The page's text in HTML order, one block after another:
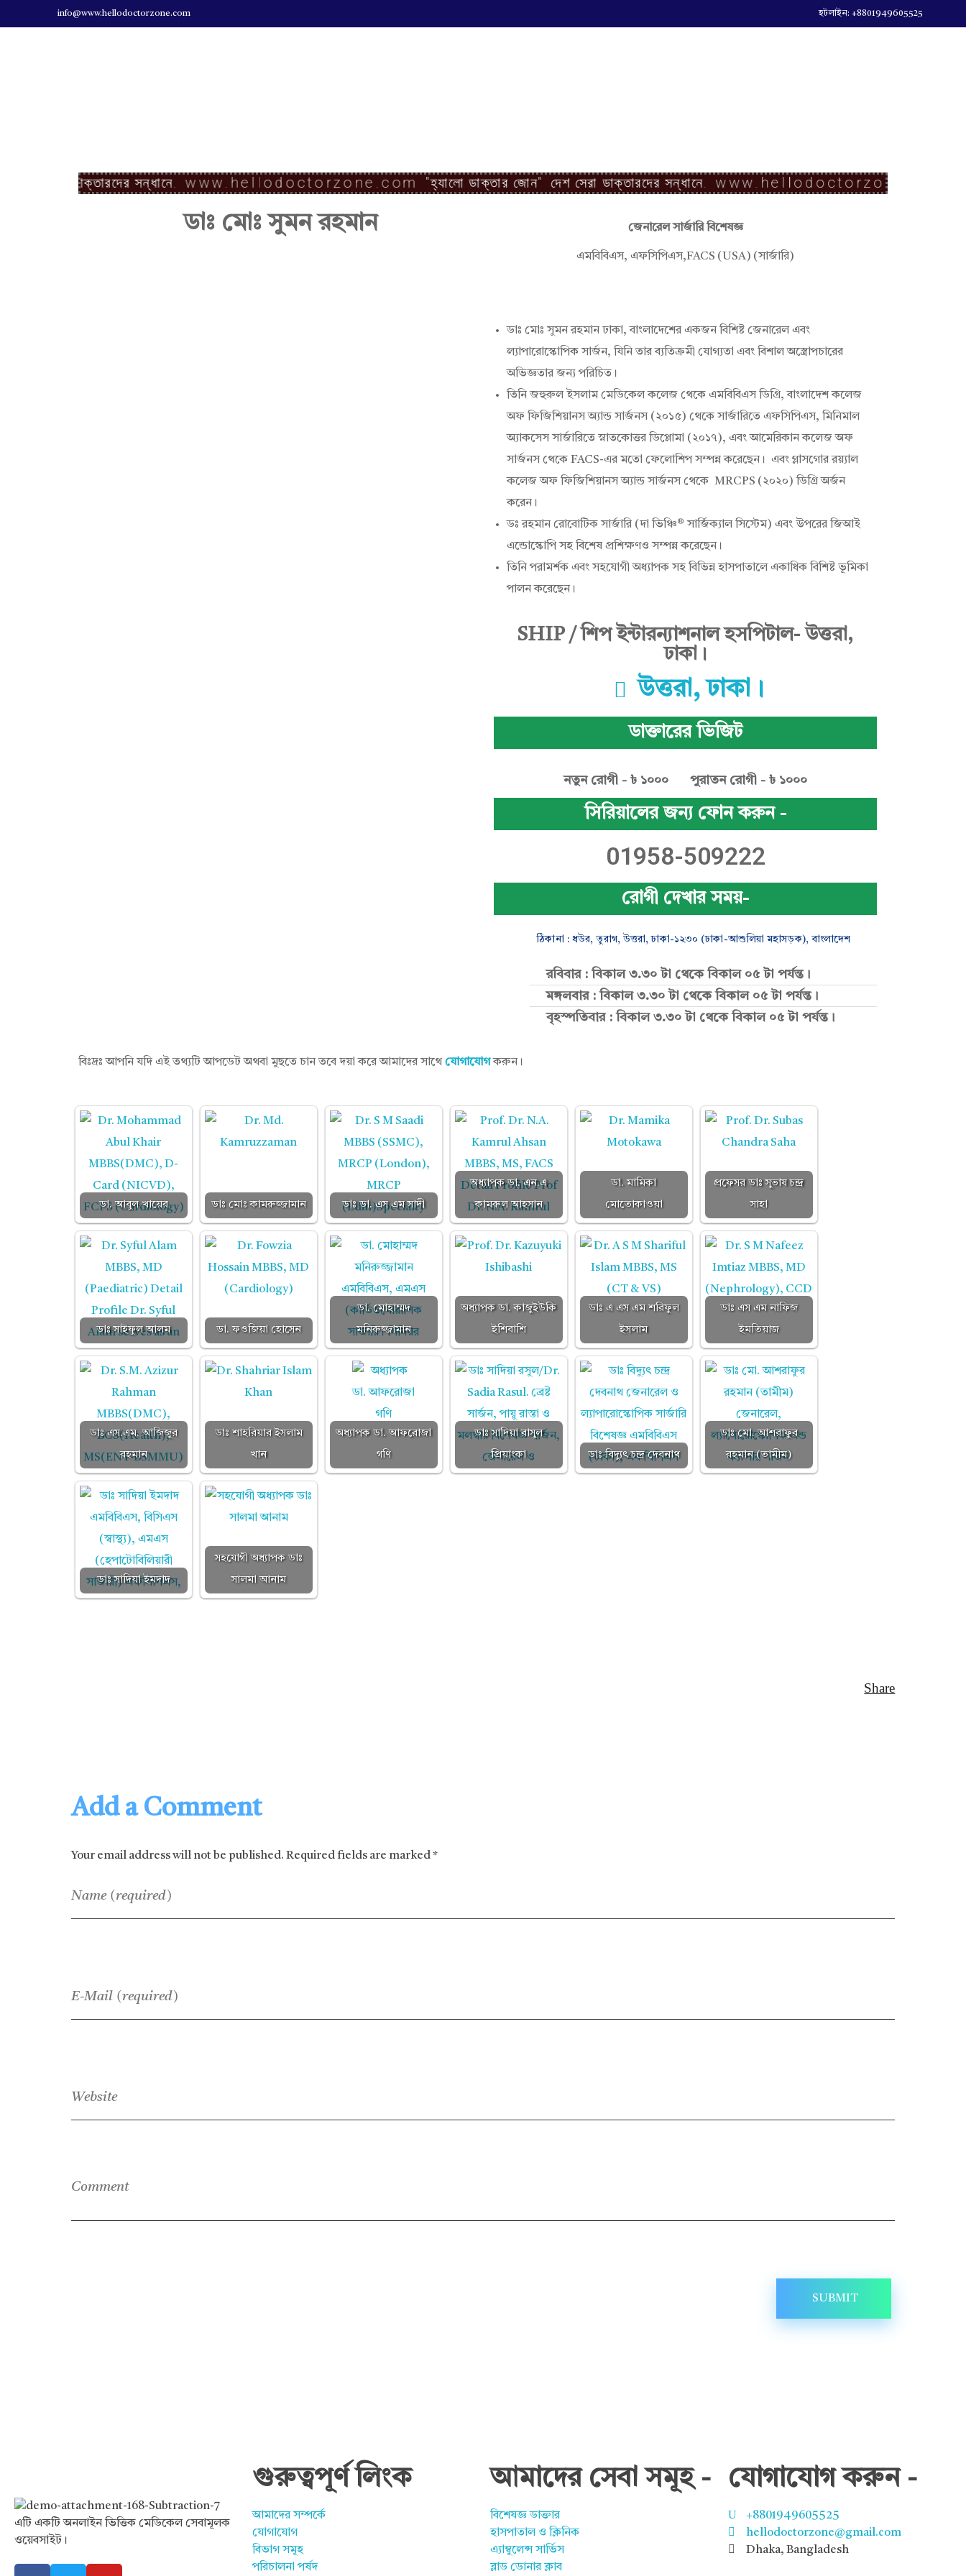
info@www.hellodoctorzone.com হটলাইন: +8801949605525
ডাঃ
দেশ সেরা ডাক্তারদের সন্ধানে. www.hellodoctorzone.com "হ্যালো ডাক্তার জোন" দেশ সেরা ডাক্তারদের সন্ধানে. www.hellodoctorzone.com
ডাঃ মোঃ সুমন রহমান জেনারেল সার্জারি বিশেষজ্ঞ
এমবিবিএস, এফসিপিএস,FACS (USA) (সার্জারি)
ডাঃ মোঃ সুমন রহমান ঢাকা, বাংলাদেশের একজন বিশিষ্ট জেনারেল এবং
ল্যাপারোস্কোপিক সার্জন, যিনি তার ব্যতিক্রমী যোগ্যতা এবং বিশাল অস্ত্রোপচারের
অভিজ্ঞতার জন্য পরিচিত।
তিনি জহুরুল ইসলাম মেডিকেল কলেজ থেকে এমবিবিএস ডিগ্রি, বাংলাদেশ কলেজ
অফ ফিজিশিয়ানস অ্যান্ড সার্জনস (২০১৫) থেকে সার্জারিতে এফসিপিএস, মিনিমাল
অ্যাকসেস সার্জারিতে স্নাতকোত্তর ডিপ্লোমা (২০১৭), এবং আমেরিকান কলেজ অফ
সার্জনস থেকে FACS-এর মতো ফেলোশিপ সম্পন্ন করেছেন। এবং গ্লাসগোর রয়্যাল
কলেজ অফ ফিজিশিয়ানস অ্যান্ড সার্জনস থেকে MRCPS (২০২০) ডিগ্রি অর্জন
করেন।
ডঃ রহমান রোবোটিক সার্জারি (দা ভিঞ্চি® সার্জিক্যাল সিস্টেম) এবং উপরের জিআই
এন্ডোস্কোপি সহ বিশেষ প্রশিক্ষণও সম্পন্ন করেছেন।
তিনি পরামর্শক এবং সহযোগী অধ্যাপক সহ বিভিন্ন হাসপাতালে একাধিক বিশিষ্ট ভূমিকা
পালন করেছেন।
SHIP / শিপ ইন্টারন্যাশনাল হসপিটাল- উত্তরা,
ঢাকা।
উত্তরা, ঢাকা।
ডাক্তারের ভিজিট
নতুন রোগী - ৳ ১০০০ পুরাতন রোগী - ৳ ১০০০
সিরিয়ালের জন্য ফোন করুন -
01958-509222
রোগী দেখার সময়-
ঠিকানা : ধউর, তুরাগ, উত্তরা, ঢাকা-১২৩০ (ঢাকা-আশুলিয়া মহাসড়ক), বাংলাদেশ
রবিবার : বিকাল ৩.৩০ টা থেকে বিকাল ০৫ টা পর্যন্ত।
মঙ্গলবার : বিকাল ৩.৩০ টা থেকে বিকাল ০৫ টা পর্যন্ত।
বৃহস্পতিবার : বিকাল ৩.৩০ টা থেকে বিকাল ০৫ টা পর্যন্ত।
বিঃদ্রঃ আপনি যদি এই তথ্যটি আপডেট অথবা মুছতে চান তবে দয়া করে আমাদের সাথে যোগাযোগ করুন।
ডা. আবুল খায়ের ডাঃ মোঃ কামরুজ্জামান ডাঃ ডা. এস এম সাদী
অধ্যাপক ডা. এন.এ
কামরুল আহসান
ডা. মামিকা
মোতোকাওয়া
প্রফেসর ডাঃ সুভাষ চন্দ্র
সাহা
ডাঃ সাইফুল আলম ডা. ফওজিয়া হোসেন
ডা. মোহাম্মদ
মনিরুজ্জামান
অধ্যাপক ডা. কাজুইউকি
ইশিবাশি
ডাঃ এ এস এম শরিফুল
ইসলাম
ডাঃ এস এম নাফিজ
ইমতিয়াজ
ডাঃ এস.এম. আজিজুর
রহমান
ডাঃ শাহরিয়ার ইসলাম
খান
অধ্যাপক ডা. আফরোজা
গণি
ডাঃ সাদিয়া রাসুল
প্রিয়াংকা
ডাঃ বিদ্যুৎ চন্দ্র দেবনাথ
ডাঃ মো. আশরাফুর
রহমান (তামীম)
ডাঃ সাদিয়া ইমদাদ
সহযোগী অধ্যাপক ডাঃ
সালমা আনাম
Add a Comment
Your email address will not be published. Required fields are marked *
এটি একটি অনলাইন ভিত্তিক মেডিকেল সেবামূলক
ওয়েবসাইট।
গুরুত্বপূর্ণ লিংক
আমাদের সম্পর্কে
যোগাযোগ
বিভাগ সমূহ
পরিচালনা পর্ষদ
আমাদের সেবা সমূহ -
বিশেষজ্ঞ ডাক্তার
হাসপাতাল ও ক্লিনিক
এ্যাম্বুলেন্স সার্ভিস
ব্লাড ডোনার ক্লাব
যোগাযোগ করুন -
+8801949605525
hellodoctorzone@gmail.com
Dhaka, Bangladesh